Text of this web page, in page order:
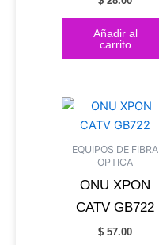
Añadir al
carrito
EQUIPOS DE FIBRA
OPTICA
ONU XPON
CATV GB722
$ 57.00